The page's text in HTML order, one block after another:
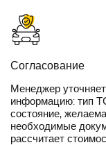
Согласование
Менеджер уточняет
информацию: тип
состояние,
необходимые
рассчитает